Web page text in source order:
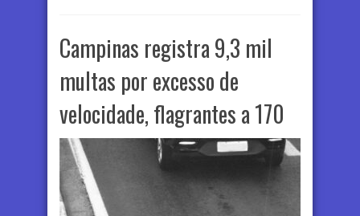
Campinas registra 9,3 mil
multas por excesso de
velocidade, flagrantes a 170